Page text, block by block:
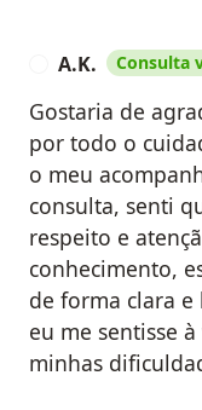
A.K. Consulta
Gostaria de
por todo o
o meu
consulta, senti
respeito e
conhecimento,
de forma clara
eu me sentisse
minhas